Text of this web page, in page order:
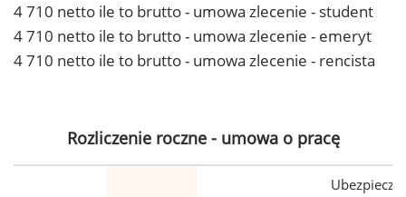
4 710 netto ile to brutto - umowa zlecenie - student
4 710 netto ile to brutto - umowa zlecenie - emeryt
4 710 netto ile to brutto - umowa zlecenie - rencista
Rozliczenie roczne - umowa o pracę